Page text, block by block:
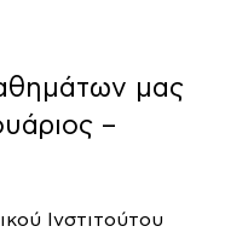
μας
–
Ινστιτούτου